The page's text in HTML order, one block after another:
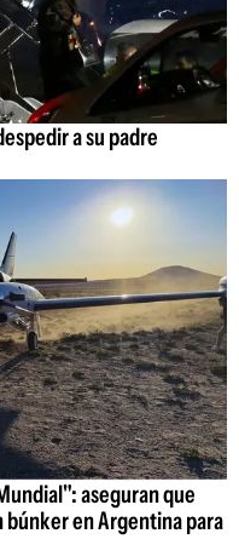
a su padre
aseguran que
en Argentina para